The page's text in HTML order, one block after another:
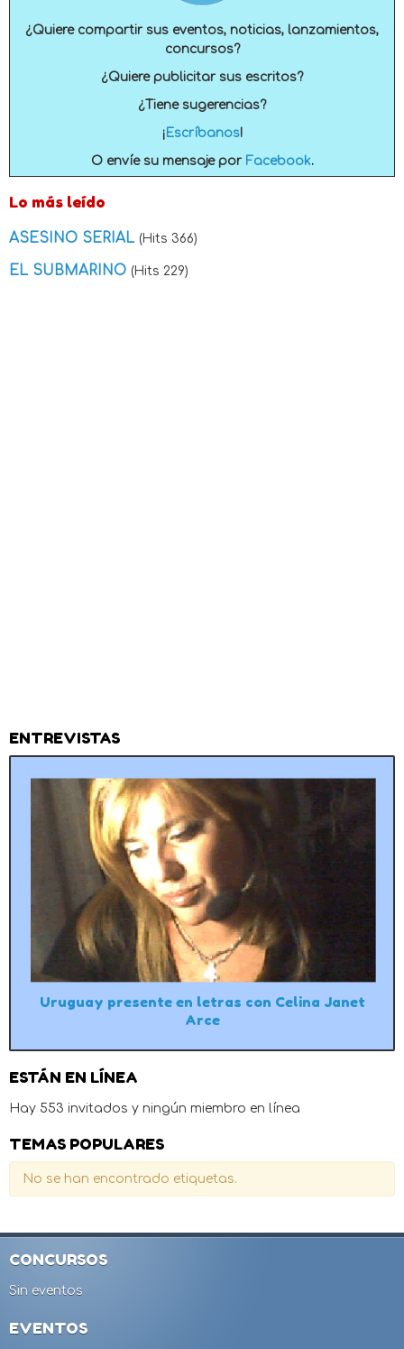
¿Quiere compartir sus eventos, noticias, lanzamientos,
concursos?
¿Quiere publicitar sus escritos?
¿Tiene sugerencias?
¡ Escríbanos!
O envíe su mensaje por Facebook.
Lo más leído
ASESINO SERIAL (Hits 366)
EL SUBMARINO (Hits 229)
ENTREVISTAS
Uruguay presente en letras con Celina Janet
Arce
ESTÁN EN LÍNEA
Hay 553 invitados y ningún miembro en línea
TEMAS POPULARES
No se han encontrado etiquetas.
CONCURSOS
Sin eventos
EVENTOS